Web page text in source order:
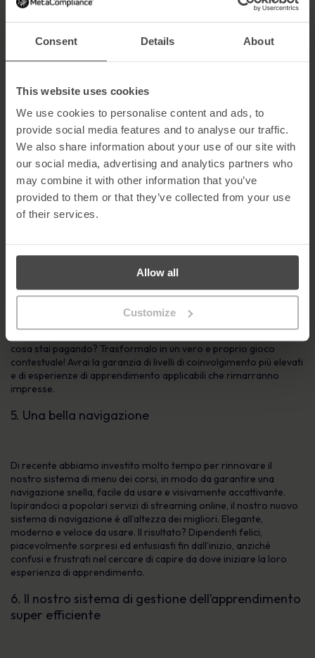
Consent Details About
This website uses cookies
We use cookies to personalise content and ads, to
provide social media features and to analyse our traffic.
We also share information about your use of our site with
our social media, advertising and analytics partners who
may combine it with other information that you’ve
provided to them or that they’ve collected from your use
of their services.
Allow all
Customize
3. Video di alta qualità
quantità di contenuti eLearning presenti sul mercato che
contengono diapositive in stile PowerPoint con risme di testo
interminabili e facce troppo entusiaste che stringono cartelli, il
nostro eLearning sfida le norme con contenuti video di alta
qualità ovunque sia umanamente possibile. E per svelarti un
segreto, il nostro materiale “a diapositive” è così coinvolgente e
ben animato che spesso viene confuso per un video dal nostro
team di test e dai nostri clienti!
4. Contenuti interattivi gamificati
Ridiamo in faccia a chi dice che la sicurezza informatica è un
argomento noioso su cui educare gli altri. Questo può essere
informatica è una sfida, non un’impresa impossibile da realizzare,
e ci riusciamo sempre. Questo è reso ancora più possibile
dall’inclusione di scenari e giochi interattivi. Vuoi che le persone
cosa stai pagando? Trasformalo in un vero e proprio gioco
contestuale! Avrai la garanzia di livelli di coinvolgimento più elevati
e di esperienze di apprendimento applicabili che rimarranno
impresse.
5. Una bella navigazione
Di recente abbiamo investito molto tempo per rinnovare il
nostro sistema di menu dei corsi, in modo da garantire una
navigazione snella, facile da usare e visivamente accattivante.
Ispirandoci a popolari servizi di streaming online, il nostro nuovo
sistema di navigazione è all’altezza dei migliori. Elegante,
moderno e veloce da usare. Il risultato? Dipendenti felici,
piacevolmente sorpresi ed entusiasti fin dall’inizio, anziché
confusi e frustrati nel cercare di capire da dove iniziare la loro
esperienza di apprendimento.
6. Il nostro sistema di gestione dell’apprendimento
super efficiente